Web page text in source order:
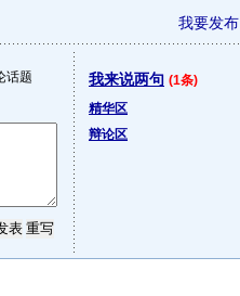
我要发布
话题 我来说两句 (1条)
精华区
辩论区